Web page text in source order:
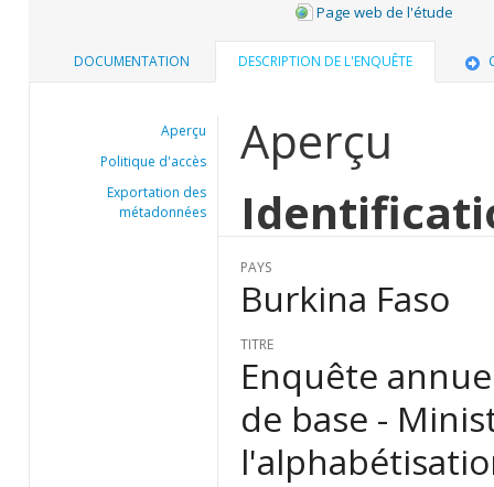
Page web de l'étude
DOCUMENTATION DESCRIPTION DE L'ENQUÊTE
Aperçu
Politique d'accès
Exportation des
métadonnées
Aperçu
PAYS
Burkina Faso
TITRE
Enquête
de base -